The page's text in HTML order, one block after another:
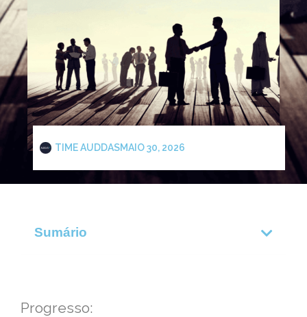
TIME AUDDASMAIO 30, 2026
Sumário
Progresso: